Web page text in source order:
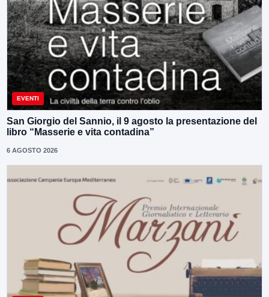
EVENTI
San Giorgio del Sannio, il 9 agosto la presentazione del
libro “Masserie e vita contadina”
6 AGOSTO 2026